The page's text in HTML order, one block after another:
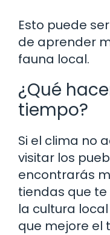
Esto puede
de aprender
fauna local.
¿Qué
tiempo?
Si el clima no
visitar los
encontrarás
tiendas que
la cultura
que mejore el